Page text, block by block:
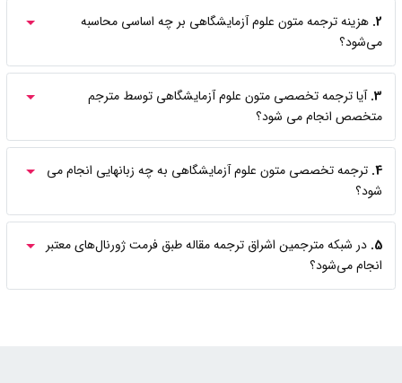
2. هزینه ترجمه متون علوم آزمایشگاهی بر چه اساسی محاسبه
می‌شود؟
3. آیا ترجمه تخصصی متون علوم آزمایشگاهی توسط مترجم
متخصص انجام می شود؟
4. ترجمه تخصصی متون علوم آزمایشگاهی به چه زبانهایی انجام می
شود؟
5. در شبکه مترجمین اشراق ترجمه مقاله طبق فرمت ژورنال‌های معتبر
انجام می‌شود؟